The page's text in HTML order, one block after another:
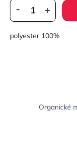
polyester 100%
Organické